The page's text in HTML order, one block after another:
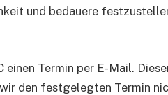
und bedauere
Termin per E-Mail.
festgelegten Termin